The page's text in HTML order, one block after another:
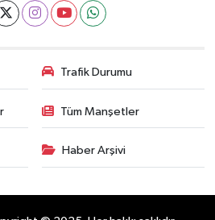
Trafik Durumu
Tüm Manşetler
Haber Arşivi